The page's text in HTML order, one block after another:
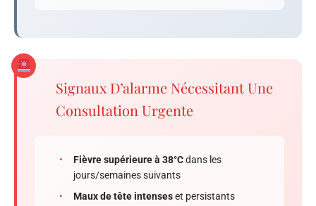
Signaux D’alarme Nécessitant Une
Consultation Urgente
• Fièvre supérieure à 38°Cdans les
jours/semaines suivants
•
Maux de tête intenseset persistants